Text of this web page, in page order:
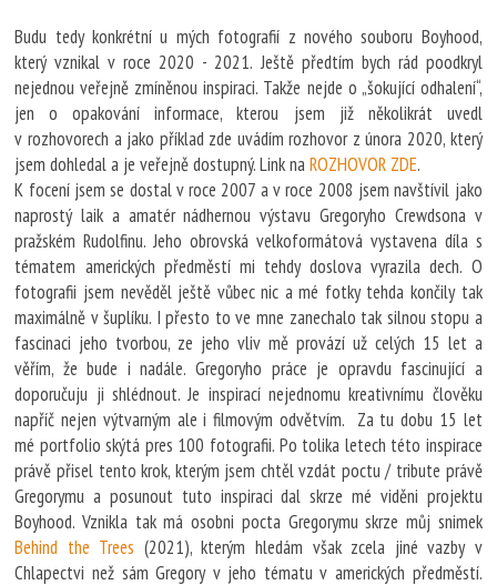
Budu tedy konkrétní u mých fotografií z nového souboru Boyhood,
který vznikal v roce 2020 - 2021. Ještě předtím bych rád poodkryl
nejednou veřejně zmíněnou inspiraci. Takže nejde o „šokující odhalení“,
jen o opakování informace, kterou jsem již několikrát uvedl
v rozhovorech a jako příklad zde uvádím rozhovor z února 2020, který
jsem dohledal a je veřejně dostupný. Link naROZHOVOR ZDE.
K focení jsem se dostal v roce 2007 a v roce 2008 jsem navštívil jako
naprostý laik a amatér nádhernou výstavu Gregoryho Crewdsona v
pražském Rudolfinu. Jeho obrovská velkoformátová vystavena díla s
tématem amerických předměstí mi tehdy doslova vyrazila dech. O
fotografii jsem nevěděl ještě vůbec nic a mé fotky tehda končily tak
maximálně v šuplíku. I přesto to ve mne zanechalo tak silnou stopu a
fascinaci jeho tvorbou, ze jeho vliv mě provází už celých 15 let a
věřím, že bude i nadále. Gregoryho práce je opravdu fascinující a
doporučuju ji shlédnout. Je inspirací nejednomu kreativnímu člověku
napříč nejen výtvarným ale i filmovým odvětvím. Za tu dobu 15 let
mé portfolio skýtá pres 100 fotografii. Po tolika letech této inspirace
právě přisel tento krok, kterým jsem chtěl vzdát poctu / tribute právě
Gregorymu a posunout tuto inspiraci dal skrze mé viděni projektu
Boyhood. Vznikla tak má osobni pocta Gregorymu skrze můj snimek
Behind the Trees (2021), kterým hledám však zcela jiné vazby v
Chlapectvi než sám Gregory v jeho tématu v amerických předměstí.